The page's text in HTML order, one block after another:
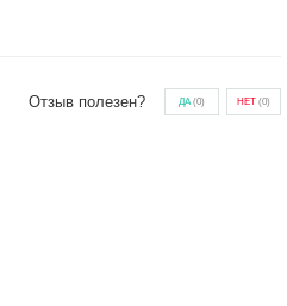
Отзыв полезен? ДА(0) НЕТ (0)